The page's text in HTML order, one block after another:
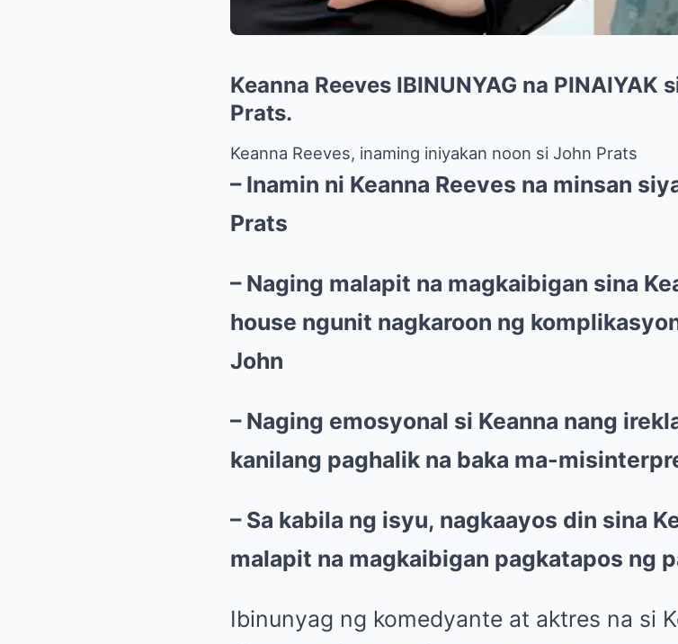
Keanna Reeves IBINUNYAG na PINAIYAK
Prats.
Keanna Reeves, inaming iniyakan noon si John Prats
– Inamin ni Keanna Reeves na minsan
Prats
– Naging malapit na magkaibigan sina
house ngunit nagkaroon ng
John
– Naging emosyonal si Keanna nang
kanilang paghalik na baka ma-
– Sa kabila ng isyu, nagkaayos din sina
malapit na magkaibigan pagkatapos ng
Ibinunyag ng komedyante at aktres na si